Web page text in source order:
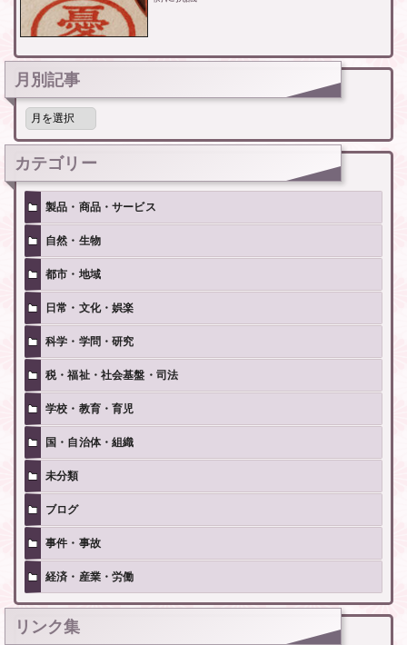
月別記事
月
記
事
カテゴリー
製品・商品・サービス
自然・生物
都市・地域
日常・文化・娯楽
科学・学問・研究
税・福祉・社会基盤・司法
学校・教育・育児
国・自治体・組織
未分類
ブログ
事件・事故
経済・産業・労働
リンク集